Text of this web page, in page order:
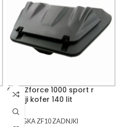
GKA Zforce 1000 sport r
zadnji kofer 140 lit
GKA ZF10 ZADNJKI